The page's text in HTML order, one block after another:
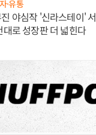
·유통
야심작 '신라스테이'
대로 성장판 더 넓힌다